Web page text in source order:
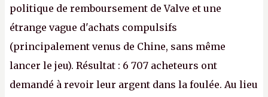
politique de remboursement de Valve et une
étrange vague d'achats compulsifs
(principalement venus de Chine, sans même
lancer le jeu). Résultat : 6 707 acheteurs ont
demandé à revoir leur argent dans la foulée. Au lieu